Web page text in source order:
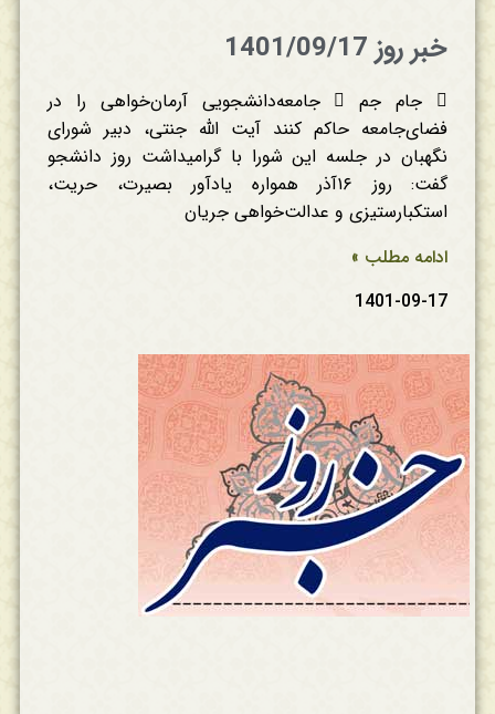
خبر روز 1401/09/17
 جام جم  جامعه‌دانشجویی آرمان‌خواهی را در
فضای‌جامعه حاکم کنند آیت الله جنتی، دبیر شورای
نگهبان در جلسه این شورا با گرامیداشت روز دانشجو
گفت: ‌روز ۱۶آذر همواره یادآور بصیرت، حریت،
استکبارستیزی و عدالت‌خواهی جریان
ادامه مطلب »
1401-09-17